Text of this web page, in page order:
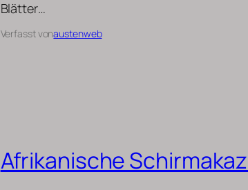
Blätter…
Verfasst vonaustenweb
Afrikanische